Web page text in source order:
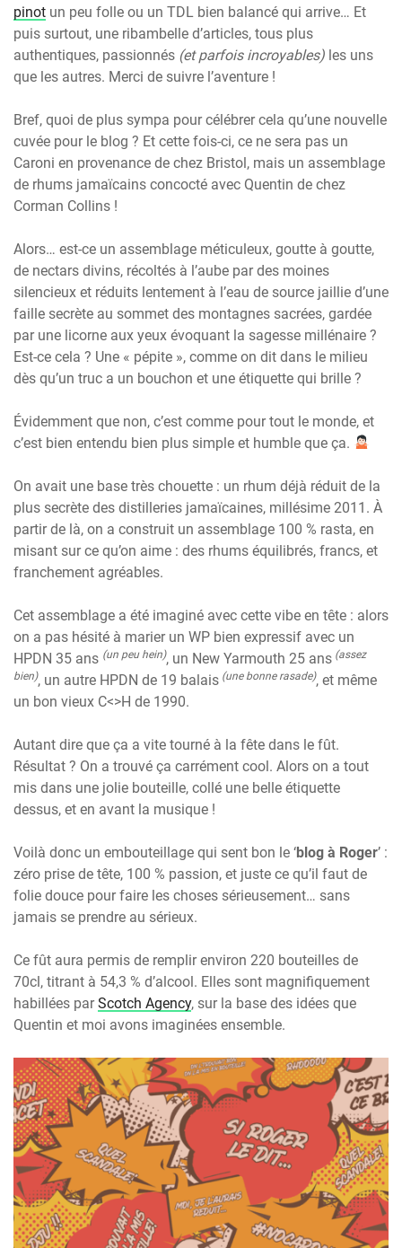
pinot un peu folle ou un TDL bien balancé qui arrive… Et
puis surtout, une ribambelle d’articles, tous plus
authentiques, passionnés (et parfois incroyables) les uns
que les autres. Merci de suivre l’aventure !
Bref, quoi de plus sympa pour célébrer cela qu’une nouvelle
cuvée pour le blog ? Et cette fois-ci, ce ne sera pas un
Caroni en provenance de chez Bristol, mais un assemblage
de rhums jamaïcains concocté avec Quentin de chez
Corman Collins !
Alors… est-ce un assemblage méticuleux, goutte à goutte,
de nectars divins, récoltés à l’aube par des moines
silencieux et réduits lentement à l’eau de source jaillie d’une
faille secrète au sommet des montagnes sacrées, gardée
par une licorne aux yeux évoquant la sagesse millénaire ?
Est-ce cela ? Une « pépite », comme on dit dans le milieu
dès qu’un truc a un bouchon et une étiquette qui brille ?
Évidemment que non, c’est comme pour tout le monde, et
c’est bien entendu bien plus simple et humble que ça.
On avait une base très chouette : un rhum déjà réduit de la
plus secrète des distilleries jamaïcaines, millésime 2011. À
partir de là, on a construit un assemblage 100 % rasta, en
misant sur ce qu’on aime : des rhums équilibrés, francs, et
franchement agréables.
Cet assemblage a été imaginé avec cette vibe en tête : alors
on a pas hésité à marier un WP bien expressif avec un
HPDN 35 ans (un peu hein), un New Yarmouth 25 ans (assez
bien), un autre HPDN de 19 balais (une bonne rasade), et même
un bon vieux C<>H de 1990.
Autant dire que ça a vite tourné à la fête dans le fût.
Résultat ? On a trouvé ça carrément cool. Alors on a tout
mis dans une jolie bouteille, collé une belle étiquette
dessus, et en avant la musique !
Voilà donc un embouteillage qui sent bon le ‘blog à Roger’ :
zéro prise de tête, 100 % passion, et juste ce qu’il faut de
folie douce pour faire les choses sérieusement… sans
jamais se prendre au sérieux.
Ce fût aura permis de remplir environ 220 bouteilles de
70cl, titrant à 54,3 % d’alcool. Elles sont magnifiquement
habillées parScotch Agency, sur la base des idées que
Quentin et moi avons imaginées ensemble.